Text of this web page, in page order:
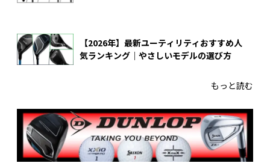
【2026年】最新ユーティリティおすすめ人
気ランキング｜やさしいモデルの選び方
もっと読む